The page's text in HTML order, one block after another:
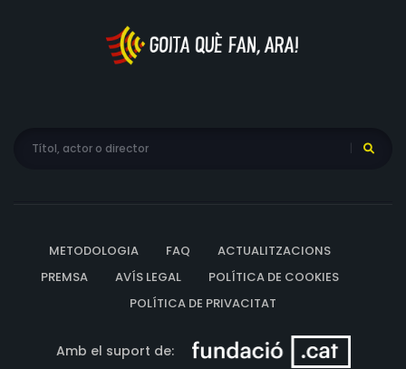
METODOLOGIA FAQ
ACTUALITZACIONS
PREMSA
AVÍS LEGAL
POLÍTICA DE COOKIES
POLÍTICA DE PRIVACITAT
Amb el suport de: